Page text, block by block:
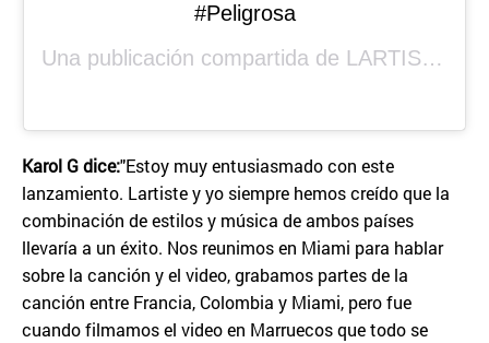
#Peligrosa
Una publicación compartida de LARTISTE
Karol G dice:"Estoy muy entusiasmado con este
lanzamiento. Lartiste y yo siempre hemos creído que la
combinación de estilos y música de ambos países
llevaría a un éxito. Nos reunimos en Miami para hablar
sobre la canción y el video, grabamos partes de la
canción entre Francia, Colombia y Miami, pero fue
cuando filmamos el video en Marruecos que todo se